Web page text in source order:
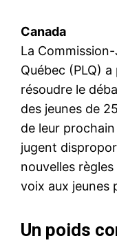
Canada
La
Québec (PLQ)
résoudre le
des jeunes de
de leur
jugent
nouvelles
voix aux jeunes
Un poids